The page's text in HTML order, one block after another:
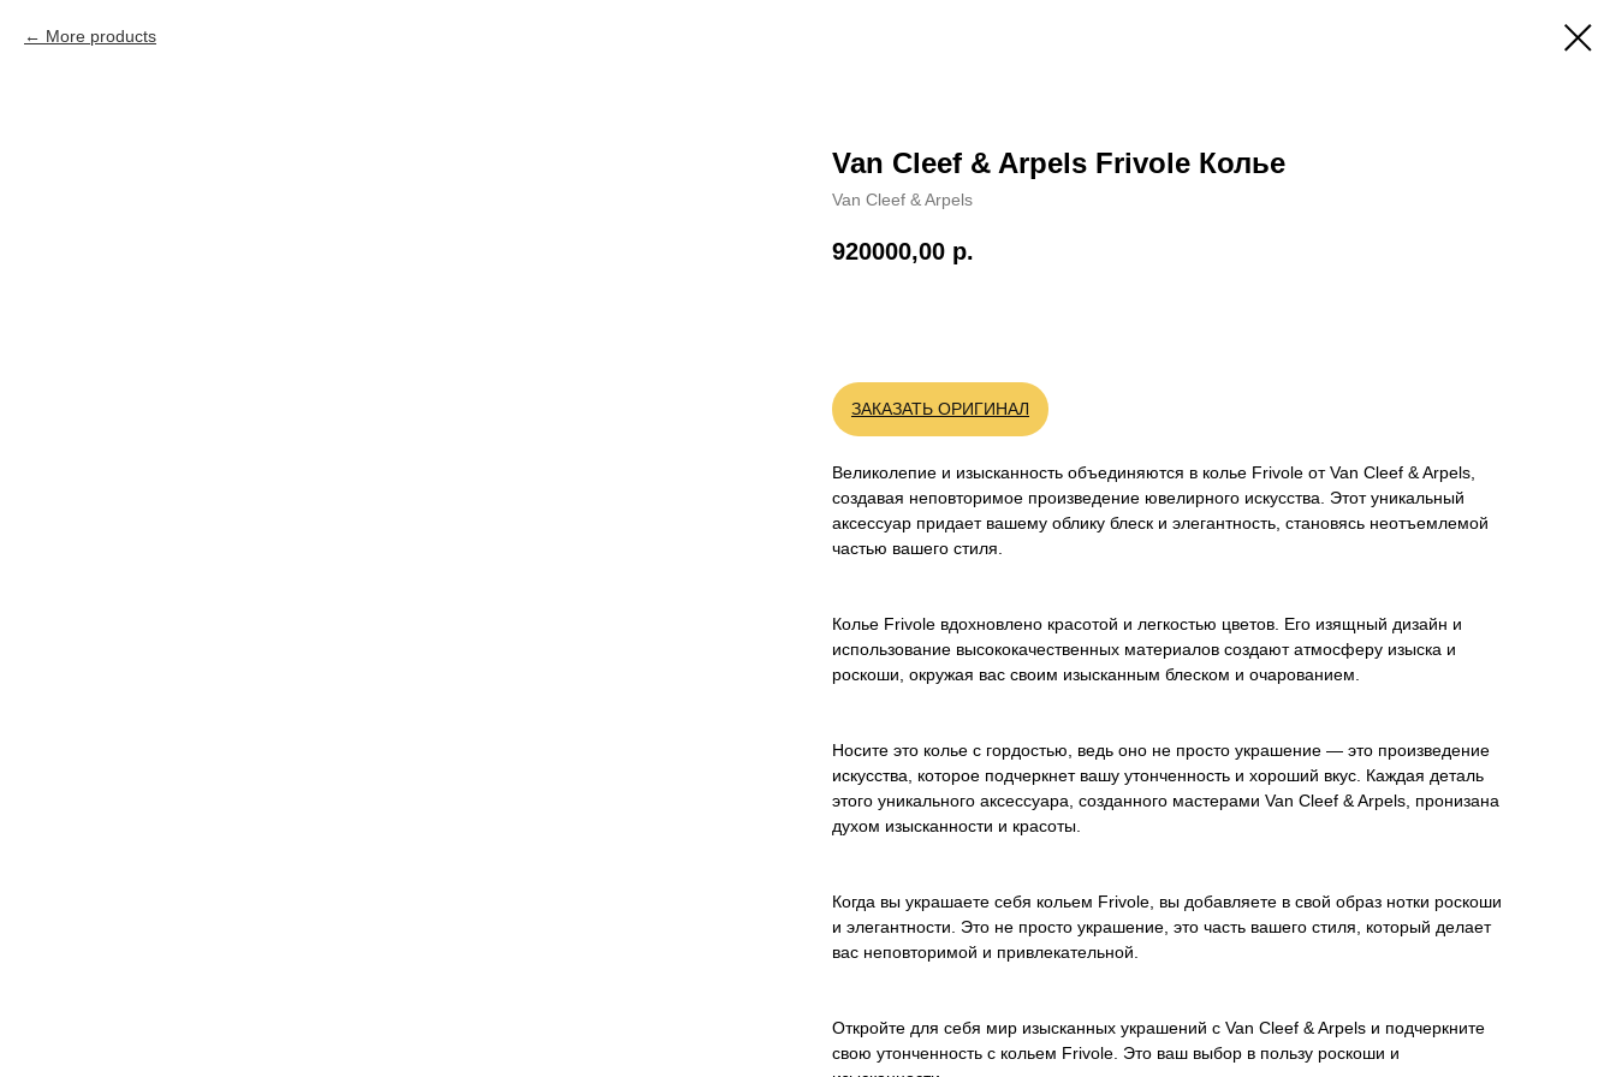
More products
Van Cleef & Arpels Frivole Колье
Van Cleef & Arpels
920000,00 р.
ЗАКАЗАТЬ ОРИГИНАЛ
Великолепие и изысканность объединяются в колье Frivole от Van Cleef & Arpels,
создавая неповторимое произведение ювелирного искусства. Этот уникальный
аксессуар придает вашему облику блеск и элегантность, становясь неотъемлемой
частью вашего стиля.
Колье Frivole вдохновлено красотой и легкостью цветов. Его изящный дизайн и
использование высококачественных материалов создают атмосферу изыска и
роскоши, окружая вас своим изысканным блеском и очарованием.
Носите это колье с гордостью, ведь оно не просто украшение — это произведение
искусства, которое подчеркнет вашу утонченность и хороший вкус. Каждая деталь
этого уникального аксессуара, созданного мастерами Van Cleef & Arpels, пронизана
духом изысканности и красоты.
Когда вы украшаете себя кольем Frivole, вы добавляете в свой образ нотки роскоши
и элегантности. Это не просто украшение, это часть вашего стиля, который делает
вас неповторимой и привлекательной.
Откройте для себя мир изысканных украшений с Van Cleef & Arpels и подчеркните
свою утонченность с кольем Frivole. Это ваш выбор в пользу роскоши и